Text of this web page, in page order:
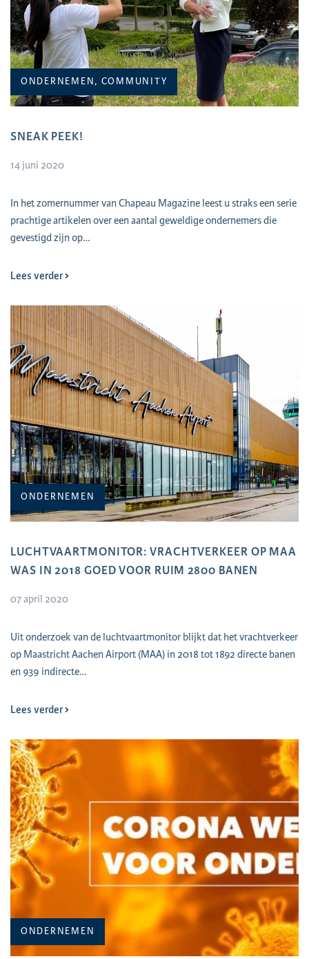
ONDERNEMEN, COMMUNITY
SNEAK PEEK!
14 juni 2020
In het zomernummer van Chapeau Magazine leest u straks een serie
prachtige artikelen over een aantal geweldige ondernemers die
gevestigd zijn op…
Lees verder
ONDERNEMEN
LUCHTVAARTMONITOR: VRACHTVERKEER OP MAA
WAS IN 2018 GOED VOOR RUIM 2800 BANEN
07 april 2020
Uit onderzoek van de luchtvaartmonitor blijkt dat het vrachtverkeer
op Maastricht Aachen Airport (MAA) in 2018 tot 1892 directe banen
en 939 indirecte…
Lees verder
ONDERNEMEN